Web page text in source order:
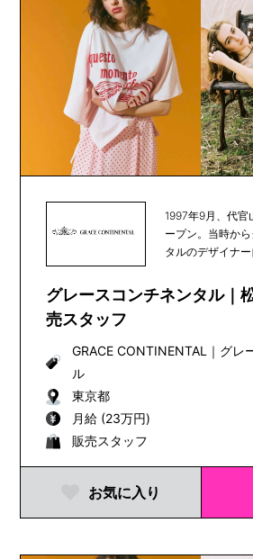
1997年9月、代官
ープン。当時か
タルのデザイナ
グレースコンチネンタル｜
売スタッフ
GRACE CONTINENTAL ｜ グレ
ル
東京都
月給 (23万円)
販売スタッフ
お気に入り